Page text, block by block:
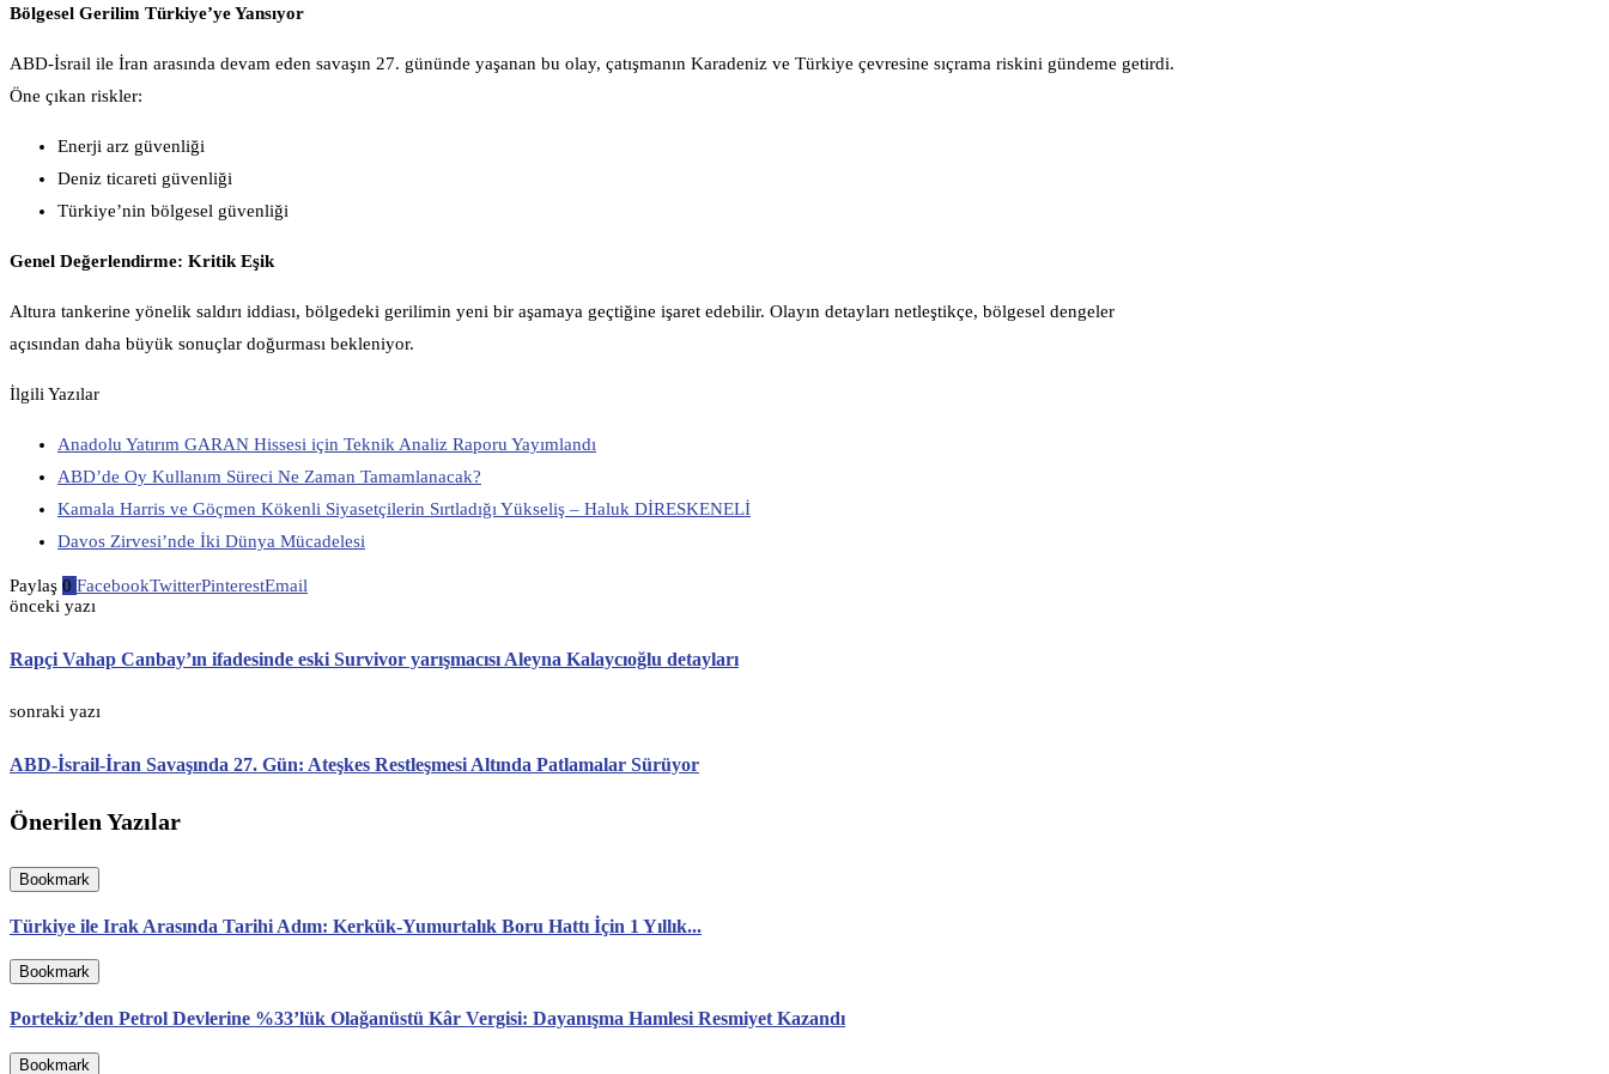
Bölgesel Gerilim Türkiye’ye Yansıyor
ABD-İsrail ile İran arasında devam eden savaşın 27. gününde yaşanan bu olay, çatışmanın Karadeniz ve Türkiye çevresine sıçrama riskini gündeme getirdi.
Öne çıkan riskler:
Enerji arz güvenliği
Deniz ticareti güvenliği
Türkiye’nin bölgesel güvenliği
Genel Değerlendirme: Kritik Eşik
Altura tankerine yönelik saldırı iddiası, bölgedeki gerilimin yeni bir aşamaya geçtiğine işaret edebilir. Olayın detayları netleştikçe, bölgesel dengeler
açısından daha büyük sonuçlar doğurması bekleniyor.
İlgili Yazılar
Anadolu Yatırım GARAN Hissesi için Teknik Analiz Raporu Yayımlandı
ABD’de Oy Kullanım Süreci Ne Zaman Tamamlanacak?
Kamala Harris ve Göçmen Kökenli Siyasetçilerin Sırtladığı Yükseliş – Haluk DİRESKENELİ
Davos Zirvesi’nde İki Dünya Mücadelesi
Paylaş 0 FacebookTwitterPinterestEmail
önceki yazı
Rapçi Vahap Canbay’ın ifadesinde eski Survivor yarışmacısı Aleyna Kalaycıoğlu detayları
sonraki yazı
ABD-İsrail-İran Savaşında 27. Gün: Ateşkes Restleşmesi Altında Patlamalar Sürüyor
Önerilen Yazılar
Bookmark
Türkiye ile Irak Arasında Tarihi Adım: Kerkük-Yumurtalık Boru Hattı İçin 1 Yıllık...
Bookmark
Portekiz’den Petrol Devlerine %33’lük Olağanüstü Kâr Vergisi: Dayanışma Hamlesi Resmiyet Kazandı
Bookmark